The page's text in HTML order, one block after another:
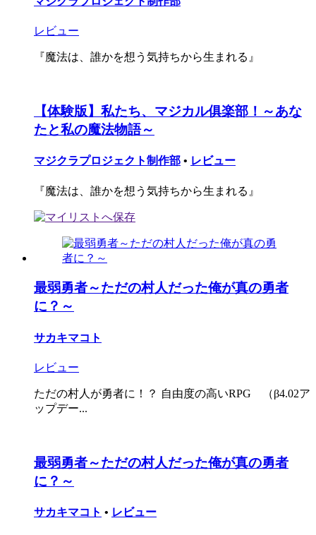
レビュー
『魔法は、誰かを想う気持ちから生まれる』
【体験版】私たち、マジカル俱楽部！～あな
たと私の魔法物語～
マジクラプロジェクト制作部 • レビュー
『魔法は、誰かを想う気持ちから生まれる』
最弱勇者～ただの村人だった俺が真の勇者
に？～
サカキマコト
レビュー
ただの村人が勇者に！？ 自由度の高いRPG （β4.02ア
ップデー...
最弱勇者～ただの村人だった俺が真の勇者
に？～
サカキマコト • レビュー